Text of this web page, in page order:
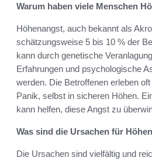
Warum haben viele Menschen
Höhenangst, auch bekannt als
schätzungsweise 5 bis 10 % der
kann durch genetische
Erfahrungen und psychologische
werden. Die Betroffenen erleben
Panik, selbst in sicheren Höhen.
kann helfen, diese Angst zu
Was sind die Ursachen für
Die Ursachen sind vielfältig und